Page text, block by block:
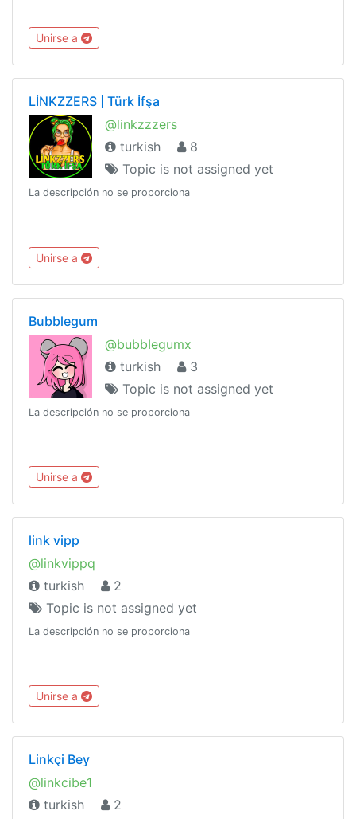
Unirse a
LİNKZZERS | Türk İfşa
@linkzzzers
turkish
8
Topic is not assigned yet
La descripción no se proporciona
Unirse a
Bubblegum
@bubbIegumx
turkish
3
Topic is not assigned yet
La descripción no se proporciona
Unirse a
link vipp
@linkvippq
turkish
2
Topic is not assigned yet
La descripción no se proporciona
Unirse a
Linkçi Bey
@linkcibe1
turkish
2